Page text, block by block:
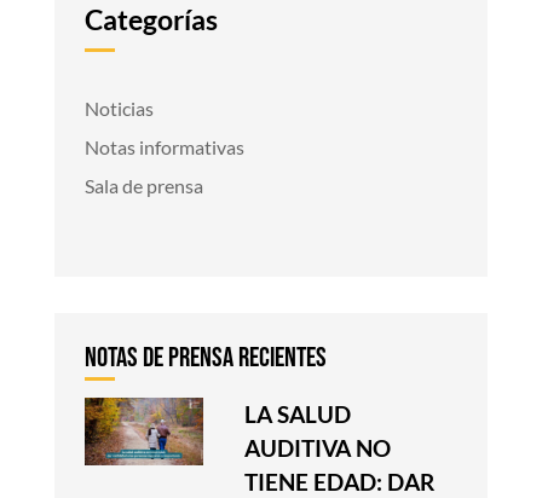
Categorías
Noticias
Notas informativas
Sala de prensa
LA SALUD
AUDITIVA NO
TIENE EDAD: DAR